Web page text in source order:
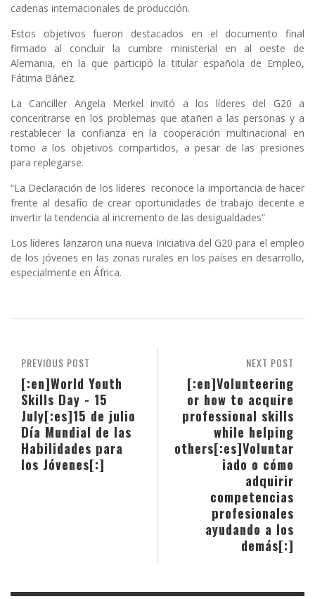
cadenas internacionales de producción.
Estos objetivos fueron destacados en el documento final
firmado al concluir la cumbre ministerial en al oeste de
Alemania, en la que participó la titular española de Empleo,
Fátima Báñez.
La Canciller Angela Merkel invitó a los líderes del G20 a
concentrarse en los problemas que atañen a las personas y a
restablecer la confianza en la cooperación multinacional en
torno a los objetivos compartidos, a pesar de las presiones
para replegarse.
“La Declaración de los líderes reconoce la importancia de hacer
frente al desafío de crear oportunidades de trabajo decente e
invertir la tendencia al incremento de las desigualdades”
Los líderes lanzaron una nueva Iniciativa del G20 para el empleo
de los jóvenes en las zonas rurales en los países en desarrollo,
especialmente en África.
NEXT POST
[:en]Volunteering
or how to acquire
professional skills
while helping
others[:es]Voluntar
iado o cómo
adquirir
competencias
profesionales
ayudando a los
demás[:]
PREVIOUS POST
[:en]World Youth
Skills Day - 15
July[:es]15 de julio
Día Mundial de las
Habilidades para
los Jóvenes[:]